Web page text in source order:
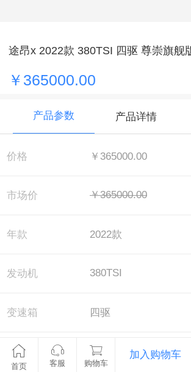
途昂x 2022款 380TSI 四驱 尊崇旗舰
￥365000.00
产品参数 产品详情
价格 ￥365000.00
市场价 ￥365000.00
年款 2022款
发动机 380TSI
变速箱 四驱
配置 尊崇旗舰版
首页 客服 购物车
加入购物车